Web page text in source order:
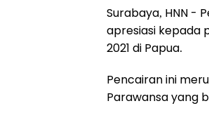
Surabaya, HNN -
apresiasi kepada
2021 di Papua.
Pencairan ini
Parawansa yang